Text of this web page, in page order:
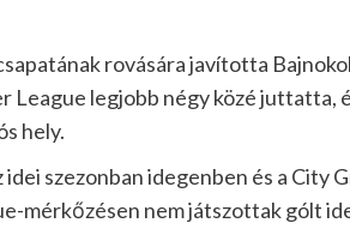
rovására javította
League legjobb négy közé juttatta,
hely.
szezonban idegenben és a City
mérkőzésen nem játszottak gólt